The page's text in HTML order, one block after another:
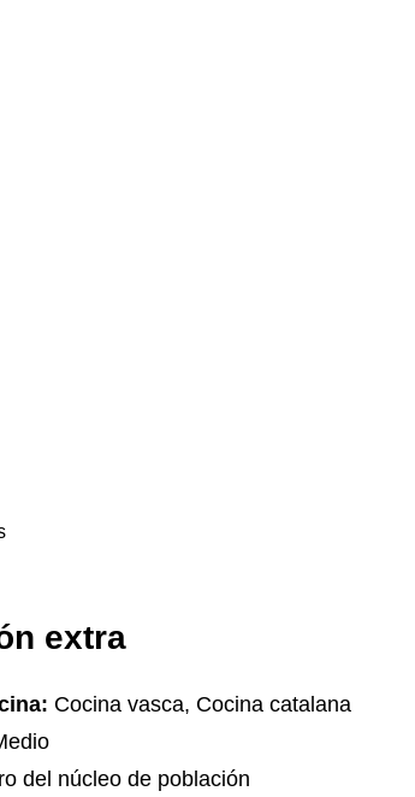
extra
Cocina vasca, Cocina catalana
del núcleo de población